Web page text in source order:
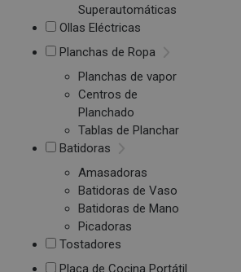
Superautomáticas
Ollas Eléctricas
Planchas de Ropa
Planchas de vapor
Centros de
Planchado
Tablas de Planchar
Batidoras
Amasadoras
Batidoras de Vaso
Batidoras de Mano
Picadoras
Tostadores
Placa de Cocina Portátil